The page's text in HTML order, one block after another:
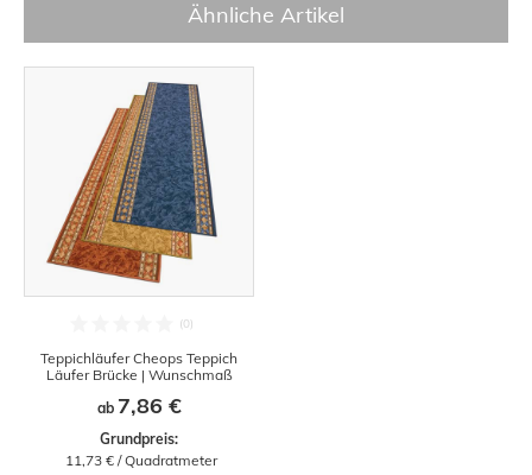
Ähnliche Artikel
Teppichläufer Cheops Teppich
Läufer Brücke | Wunschmaß
ab 7,86 €
Grundpreis:
11,73 € / Quadratmeter